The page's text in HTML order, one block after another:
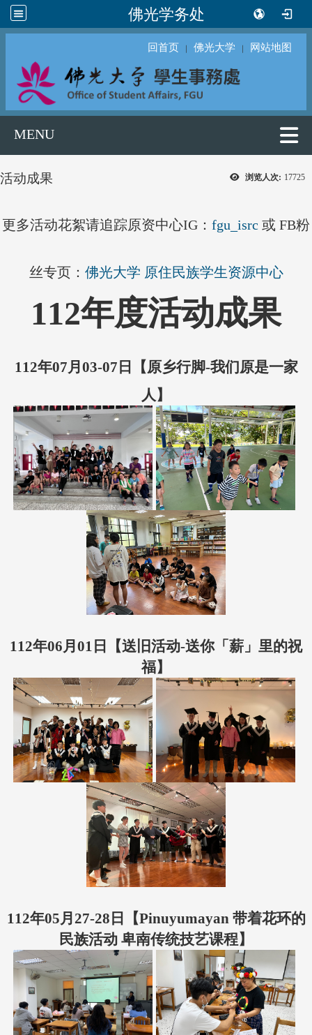
佛光学务处
回首页 ｜ 佛光大学 ｜ 网站地图
MENU
浏览人次: 17725
活动成果
更多活动花絮请追踪原资中心IG： fgu_isrc 或 FB粉
丝专页： 佛光大学 原住民族学生资源中心
112年度活动成果
112年07月03-07日【原乡行脚-我们原是一家
人】
112年06月01 日【送旧活动-送你「薪」里的祝
福】
112年05月27-28日【Pinuyumayan 带着花环的
民族活动 卑南传统技艺课程】